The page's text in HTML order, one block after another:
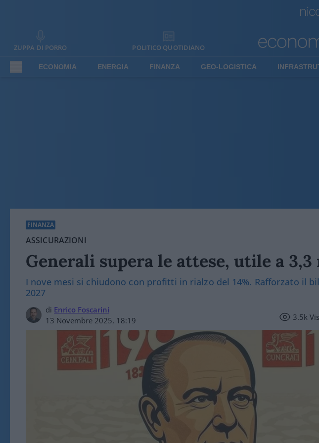
ZUPPA DI PORRO POLITICO QUOTIDIANO
ECONOMIA ENERGIA FINANZA GEO-LOGISTICA
FINANZA
ASSICURAZIONI
Generali supera le attese, utile a
I nove mesi si chiudono con profitti in rialzo del 14%. Rafforzato il
2027
di Enrico Foscarini
13 Novembre 2025, 18:19
3.5k